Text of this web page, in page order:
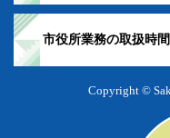
市役所業務の取扱時間
Copyright ©